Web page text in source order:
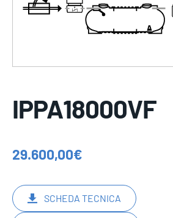
IPPA18000VF
29.600,00€
SCHEDA TECNICA